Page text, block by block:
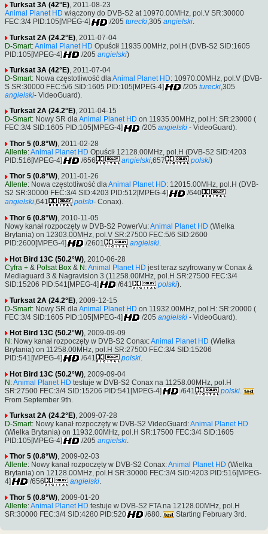
Turksat 3A (42°E), 2011-08-23
Animal Planet HD włączony do DVB-S2 at 10970.00MHz, pol.V SR:30000
FEC:3/4 PID:105[MPEG-4]
/205 turecki,305 angielski.
Turksat 2A (24.2°E) , 2011-07-04
D-Smart:Animal Planet HD Opuścił 11935.00MHz, pol.H (DVB-S2 SID:1605
PID:105[MPEG-4]
/205 angielski)
Turksat 3A (42°E), 2011-07-04
D-Smart: Nowa częstotliwość dlaAnimal Planet HD: 10970.00MHz, pol.V (DVB-
S SR:30000 FEC:5/6 SID:1605 PID:105[MPEG-4]
/205 turecki,305
angielski- VideoGuard).
Turksat 2A (24.2°E), 2011-04-15
D-Smart: Nowy SR dlaAnimal Planet HD on 11935.00MHz, pol.H: SR:23000 (
FEC:3/4 SID:1605 PID:105[MPEG-4]
/205 angielski - VideoGuard).
Thor 5 (0.8°W) , 2011-02-28
Allente:Animal Planet HD Opuścił 12128.00MHz, pol.H (DVB-S2 SID:4203
PID:516[MPEG-4]
/656 angielski ,657 polski)
Thor 5 (0.8°W), 2011-01-26
Allente: Nowa częstotliwość dlaAnimal Planet HD: 12015.00MHz, pol.H (DVB-
S2 SR:30000 FEC:3/4 SID:4203 PID:512[MPEG-4]
/640
angielski,641 polski- Conax).
Thor 6 (0.8°W), 2010-11-05
Nowy kanał rozpoczęty w DVB-S2 PowerVu:Animal Planet HD (Wielka
Brytania) on 12303.00MHz, pol.V SR:27500 FEC:5/6 SID:2600
PID:2600[MPEG-4]
/2601 angielski.
Hot Bird 13C (50.2°W), 2010-06-28
Cyfra + & Polsat Box & N :Animal Planet HD jest teraz szyfrowany w Conax &
Mediaguard 3 & Nagravision 3 (11258.00MHz, pol.H SR:27500 FEC:3/4
SID:15206 PID:541[MPEG-4]
/641 polski).
Turksat 2A (24.2°E) , 2009-12-15
D-Smart: Nowy SR dla Animal Planet HD on 11932.00MHz, pol.H: SR:20000 (
FEC:3/4 SID:1605 PID:105[MPEG-4]
/205 angielski - VideoGuard).
Hot Bird 13C (50.2°W), 2009-09-09
N : Nowy kanał rozpoczęty w DVB-S2 Conax:Animal Planet HD (Wielka
Brytania) on 11258.00MHz, pol.H SR:27500 FEC:3/4 SID:15206
PID:541[MPEG-4]
/641 polski.
Hot Bird 13C (50.2°W), 2009-09-04
N :Animal Planet HD testuje w DVB-S2 Conax na 11258.00MHz, pol.H
SR:27500 FEC:3/4 SID:15206 PID:541[MPEG-4]
/641 polski.
From September 9th.
Turksat 2A (24.2°E) , 2009-07-28
D-Smart: Nowy kanał rozpoczęty w DVB-S2 VideoGuard:Animal Planet HD
(Wielka Brytania) on 11932.00MHz, pol.H SR:17500 FEC:3/4 SID:1605
PID:105[MPEG-4]
/205 angielski
Thor 5 (0.8°W), 2009-02-03
Allente: Nowy kanał rozpoczęty w DVB-S2 Conax:Animal Planet HD (Wielka
Brytania) on 12128.00MHz, pol.H SR:30000 FEC:3/4 SID:4203 PID:516[MPEG-
4]
/656 angielski.
Thor 5 (0.8°W), 2009-01-20
Allente:Animal Planet HD testuje w DVB-S2 FTA na 12128.00MHz, pol.H
SR:30000 FEC:3/4 SID:4280 PID:520
/680. Starting February 3rd.